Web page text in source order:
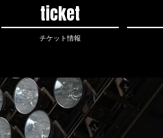
ticket
チケット情報